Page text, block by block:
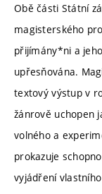
Obě části Státní
magisterského
přijímány*ni a
upřesňována.
textový výstup v
žánrově uchopen
volného a
prokazuje
vyjádření